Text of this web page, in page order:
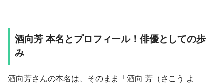
酒向芳 本名とプロフィール！俳優としての歩
み
酒向芳さんの本名は、そのまま「酒向 芳（さこう よ